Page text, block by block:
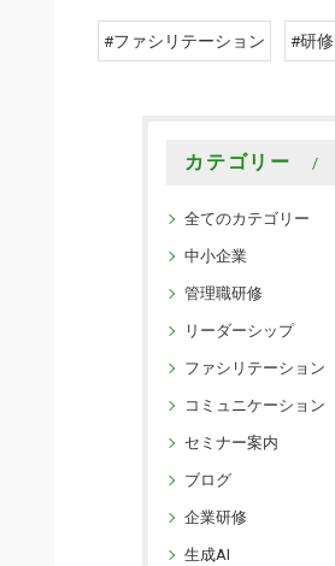
#ファシリテーション #研修
カテゴリー
全てのカテゴリー
中小企業
管理職研修
リーダーシップ
ファシリテーション
コミュニケーション
セミナー案内
ブログ
企業研修
生成AI